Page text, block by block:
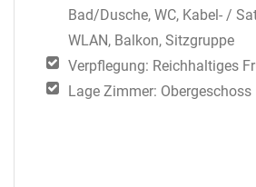
Bad/Dusche, WC, Kabel- /
WLAN, Balkon, Sitzgruppe
Verpflegung: Reichhaltiges
Lage Zimmer: Obergeschoss